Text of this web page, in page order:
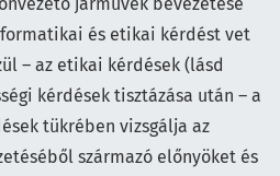
járművek bevezetése
és etikai kérdést vet
– az etikai kérdések (lásd
kérdések tisztázása után – a
tükrében vizsgálja az
származó előnyöket és